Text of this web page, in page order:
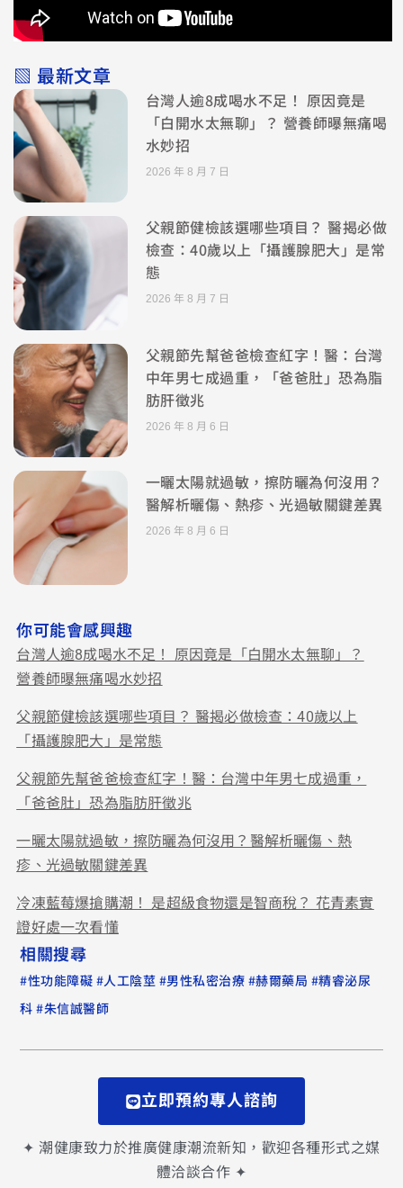
▧ 最新文章
台灣人逾8成喝水不足！ 原因竟是
「白開水太無聊」？ 營養師曝無痛喝
水妙招
2026 年 8 月 7 日
父親節健檢該選哪些項目？ 醫揭必做
檢查：40歲以上「攝護腺肥大」是常
態
2026 年 8 月 7 日
父親節先幫爸爸檢查紅字！醫：台灣
中年男七成過重，「爸爸肚」恐為脂
肪肝徵兆
2026 年 8 月 6 日
一曬太陽就過敏，擦防曬為何沒用？
醫解析曬傷、熱疹、光過敏關鍵差異
2026 年 8 月 6 日
你可能會感興趣
台灣人逾8成喝水不足！ 原因竟是「白開水太無聊」？
營養師曝無痛喝水妙招
父親節健檢該選哪些項目？ 醫揭必做檢查：40歲以上
「攝護腺肥大」是常態
父親節先幫爸爸檢查紅字！醫：台灣中年男七成過重，
「爸爸肚」恐為脂肪肝徵兆
一曬太陽就過敏，擦防曬為何沒用？醫解析曬傷、熱
疹、光過敏關鍵差異
冷凍藍莓爆搶購潮！ 是超級食物還是智商稅？ 花青素實
證好處一次看懂
相關搜尋
#性功能障礙 #人工陰莖 #男性私密治療 #赫爾藥局 #精睿泌尿
科 #朱信誠醫師
立即預約專人諮詢
✦ 潮健康致力於推廣健康潮流新知，歡迎各種形式之媒
體洽談合作 ✦